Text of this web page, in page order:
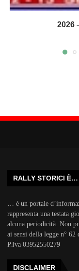
2026
RALLY STORICI È…
… è un portale
rappresenta una testata
alcuna periodicità. Non
ai sensi della legge n°
P.Iva 03952550279
DISCLAIMER